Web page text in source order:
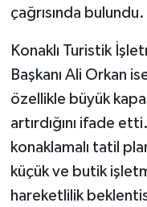
çağrısında bulundu.
Konaklı Turistik
Başkanı Ali Orkan
özellikle büyük
artırdığını ifade
konaklamalı tatil
küçük ve butik
hareketlilik